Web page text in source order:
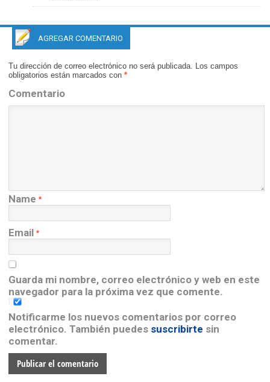
AGREGAR COMENTARIO
Tu dirección de correo electrónico no será publicada.
Los campos
obligatorios están marcados con *
Comentario
Name *
Email *
Guarda mi nombre, correo electrónico y web en este
navegador para la próxima vez que comente.
Notificarme los nuevos comentarios por correo
electrónico. También puedes suscribirte sin
comentar.